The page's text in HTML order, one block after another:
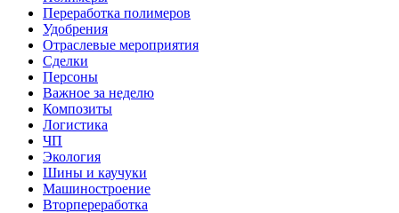
Переработка полимеров
Удобрения
Отраслевые мероприятия
Сделки
Персоны
Важное за неделю
Композиты
Логистика
ЧП
Экология
Шины и каучуки
Машиностроение
Вторпереработка